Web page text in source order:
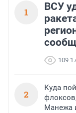
1
ВСУ
109
2
Куда
Манежа